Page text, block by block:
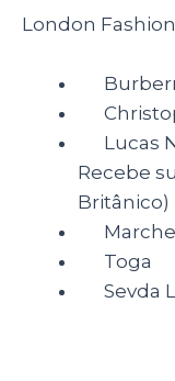
London
Lucas
Recebe
Britânico)
Toga
Sevda